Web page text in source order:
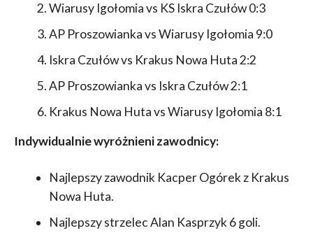
Wiarusy Igołomia vs KS Iskra Czułów 0:3
AP Proszowianka vs Wiarusy Igołomia 9:0
Iskra Czułów vs Krakus Nowa Huta 2:2
AP Proszowianka vs Iskra Czułów 2:1
Krakus Nowa Huta vs Wiarusy Igołomia 8:1
Indywidualnie wyróżnieni zawodnicy:
Najlepszy zawodnik Kacper Ogórek z Krakus
Nowa Huta.
Najlepszy strzelec Alan Kasprzyk 6 goli.